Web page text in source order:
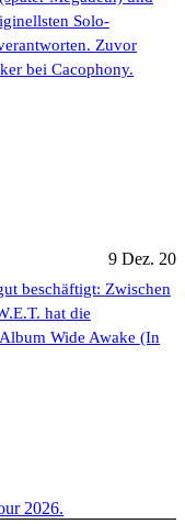
Solo-
Zuvor
bei Cacophony.
9 Dez. 20
beschäftigt: Zwischen
hat die
Wide Awake (In